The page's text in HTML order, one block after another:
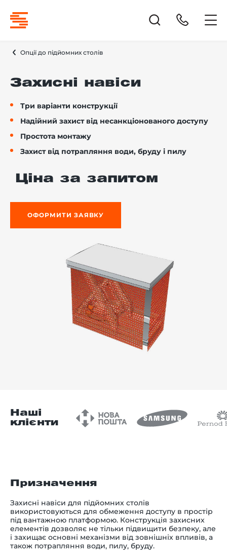
Опції до підйомних столів
Захисні навіси
Три варіанти конструкції
Надійний захист від несанкціонованого доступу
Простота монтажу
Захист від потрапляння води, бруду і пилу
Ціна за запитом
ОФОРМИТИ ЗАЯВКУ
Наші
клієнти
Призначення
Захисні навіси для підйомних столів
використовуються для обмеження доступу в простір
під вантажною платформою. Конструкція захисних
елементів дозволяє не тільки підвищити безпеку, але
і захищає основні механізми від зовнішніх впливів, а
також потрапляння води, пилу, бруду.